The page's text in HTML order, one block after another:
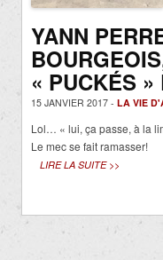
YANN
« PUCKÉS »
15 JANVIER 2017 - LA VIE
Lol… « lui, ça passe, à la
Le mec se fait ramasser!
LIRE LA SUITE >>